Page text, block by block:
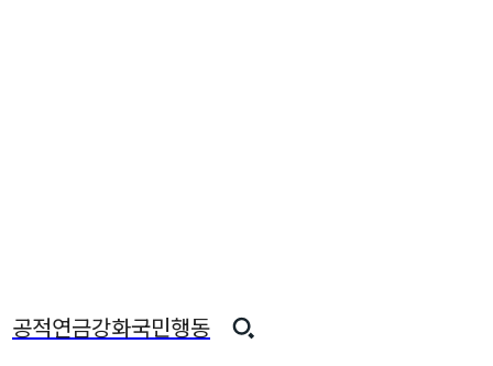
공적연금강화국민행동